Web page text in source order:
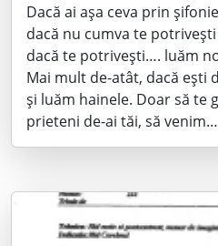
Dacă ai așa ceva prin
dacă nu cumva te
dacă te potrivești…. luăm
Mai mult de-atât, dacă ești
și luăm hainele. Doar să te
prieteni de-ai tăi, să venim…